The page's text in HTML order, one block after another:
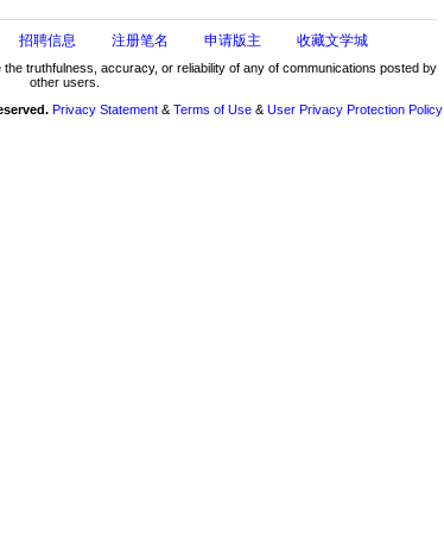
招聘信息 注册笔名 申请版主 收藏文学城
truthfulness, accuracy, or reliability of any of communications posted by
other users.
Privacy Statement & Terms of Use & User Privacy Protection Policy